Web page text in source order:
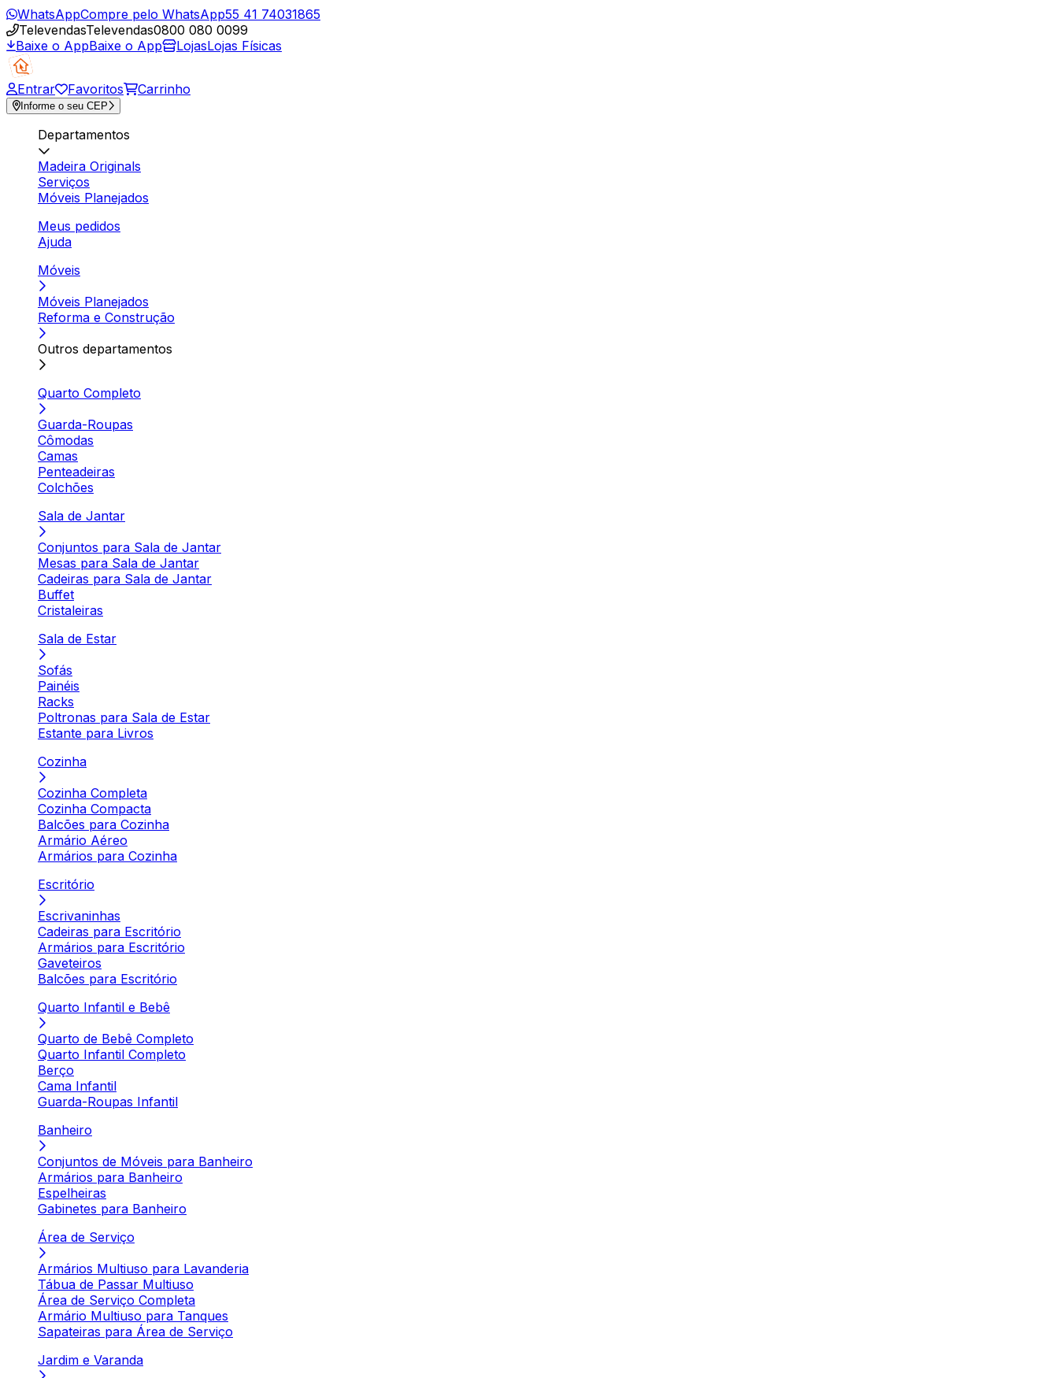
WhatsAppCompre pelo WhatsApp55 41 74031865
TelevendasTelevendas0800 080 0099
Baixe o AppBaixe o App LojasLojas Físicas
Entrar Favoritos Carrinho
Informe o seu CEP
Departamentos
Madeira Originals
Serviços
Móveis Planejados
Meus pedidos
Ajuda
Móveis
Móveis Planejados
Reforma e Construção
Outros departamentos
Quarto Completo
Guarda-Roupas
Cômodas
Camas
Penteadeiras
Colchões
Sala de Jantar
Conjuntos para Sala de Jantar
Mesas para Sala de Jantar
Cadeiras para Sala de Jantar
Buffet
Cristaleiras
Sala de Estar
Sofás
Painéis
Racks
Poltronas para Sala de Estar
Estante para Livros
Cozinha
Cozinha Completa
Cozinha Compacta
Balcões para Cozinha
Armário Aéreo
Armários para Cozinha
Escritório
Escrivaninhas
Cadeiras para Escritório
Armários para Escritório
Gaveteiros
Balcões para Escritório
Quarto Infantil e Bebê
Quarto de Bebê Completo
Quarto Infantil Completo
Berço
Cama Infantil
Guarda-Roupas Infantil
Banheiro
Conjuntos de Móveis para Banheiro
Armários para Banheiro
Espelheiras
Gabinetes para Banheiro
Área de Serviço
Armários Multiuso para Lavanderia
Tábua de Passar Multiuso
Área de Serviço Completa
Armário Multiuso para Tanques
Sapateiras para Área de Serviço
Jardim e Varanda